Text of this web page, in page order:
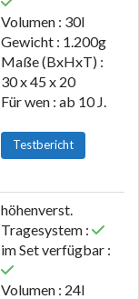
Volumen : 30l
Gewicht : 1.200g
Maße (BxHxT) :
30 x 45 x 20
Für wen : ab 10 J.
Testbericht
höhenverst.
Tragesystem :
im Set verfügbar :
Volumen : 24l